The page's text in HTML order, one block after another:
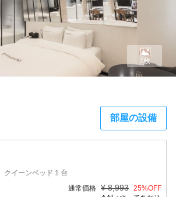
部屋の設備
7枚
クイーンベッド 1 台
通常価格 ¥ 8,993 25%OFF